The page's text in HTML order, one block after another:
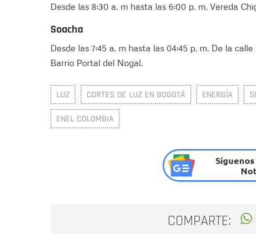
Desde las 8:30 a. m hasta las 6:00 p. m. Vereda
Soacha
Desde las 7:45 a. m hasta las 04:45 p. m. De la
Barrio Portal del Nogal.
LUZ CORTES DE LUZ EN BOGOTÁ ENERGÍA
ENEL COLOMBIA
COMPARTE: